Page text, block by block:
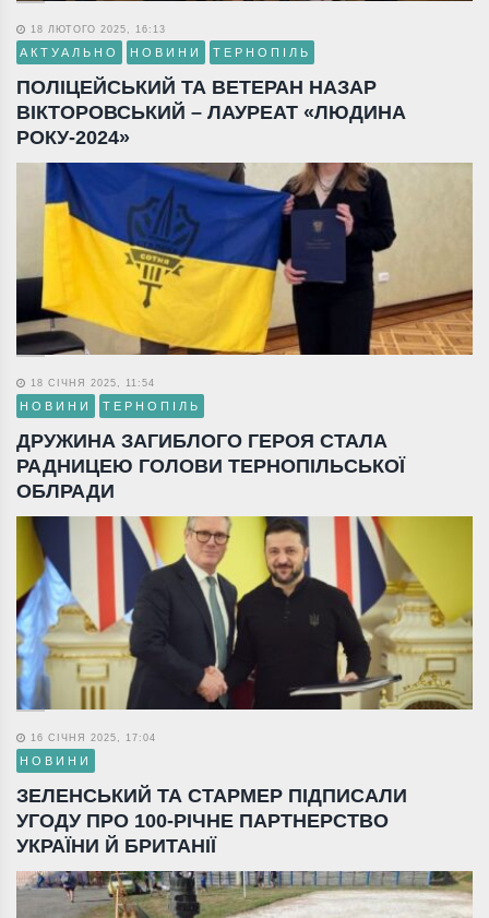
18 ЛЮТОГО 2025, 16:13
АКТУАЛЬНО НОВИНИ ТЕРНОПІЛЬ
ПОЛІЦЕЙСЬКИЙ ТА ВЕТЕРАН НАЗАР
ВІКТОРОВСЬКИЙ – ЛАУРЕАТ «ЛЮДИНА
РОКУ-2024»
18 СІЧНЯ 2025, 11:54
НОВИНИ ТЕРНОПІЛЬ
ДРУЖИНА ЗАГИБЛОГО ГЕРОЯ СТАЛА
РАДНИЦЕЮ ГОЛОВИ ТЕРНОПІЛЬСЬКОЇ
ОБЛРАДИ
16 СІЧНЯ 2025, 17:04
НОВИНИ
ЗЕЛЕНСЬКИЙ ТА СТАРМЕР ПІДПИСАЛИ
УГОДУ ПРО 100-РІЧНЕ ПАРТНЕРСТВО
УКРАЇНИ Й БРИТАНІЇ